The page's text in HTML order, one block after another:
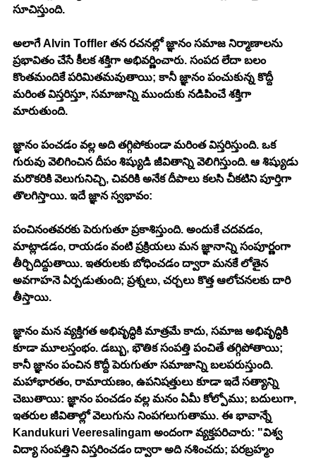
సూచిస్తుంది.
అలాగే Alvin Toffler తన రచనల్లో జ్ఞానం సమాజ నిర్మాణాలను
ప్రభావితం చేసే కీలక శక్తిగా అభివర్ణించారు. సంపద లేదా బలం
కొంతమందికే పరిమితమవుతాయి; కానీ జ్ఞానం పంచుకున్న కొద్దీ
మరింత విస్తరిస్తూ, సమాజాన్ని ముందుకు నడిపించే శక్తిగా
మారుతుంది.
జ్ఞానం పంచడం వల్ల అది తగ్గిపోకుండా మరింత విస్తరిస్తుంది. ఒక
గురువు వెలిగించిన దీపం శిష్యుడి జీవితాన్ని వెలిగిస్తుంది. ఆ శిష్యుడు
మరొకరికి వెలుగునిచ్చి, చివరికి అనేక దీపాలు కలసి చీకటిని పూర్తిగా
తొలగిస్తాయి. ఇదే జ్ఞాన స్వభావం:
పంచినంతవరకు పెరుగుతూ ప్రకాశిస్తుంది. అందుకే చదవడం,
మాట్లాడడం, రాయడం వంటి ప్రక్రియలు మన జ్ఞానాన్ని సంపూర్ణంగా
తీర్చిదిద్దుతాయి. ఇతరులకు బోధించడం ద్వారా మనకే లోతైన
అవగాహనె ఏర్పడుతుంది; ప్రశ్నలు, చర్చలు కొత్త ఆలోచనలకు దారి
తీస్తాయి.
జ్ఞానం మన వ్యక్తిగత అభివృద్ధికి మాత్రమే కాదు, సమాజ అభివృద్ధికి
కూడా మూలస్తంభం. డబ్బు, భౌతిక సంపత్తి పంచితే తగ్గిపోతాయి;
కానీ జ్ఞానం పంచిన కొద్దీ పెరుగుతూ సమాజాన్ని బలపరుస్తుంది.
మహాభారతం, రామాయణం, ఉపనిషత్తులు కూడా ఇదే సత్యాన్ని
చెబుతాయి: జ్ఞానం పంచడం వల్ల మనం ఏమీ కోల్పోము; బదులుగా,
ఇతరుల జీవితాల్లో వెలుగును నింపగలుగుతాము. ఈ భావాన్నే
Kandukuri Veeresalingam అందంగా వ్యక్తపరిచారు: "విశ్వ
విద్యా సంపత్తిని విస్తరించడం ద్వారా అది నశించదు; పరబ్రహ్మం